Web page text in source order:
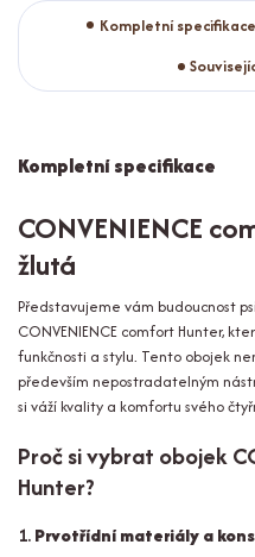
Kompletní specifikace
Kompletní specifikace
CONVENIENCE
žlutá
Představujeme vám budoucnost
CONVENIENCE comfort Hunter,
funkčnosti a stylu. Tento obojek
především nepostradatelným
si váží kvality a komfortu svého
Proč si vybrat obojek
Hunter?
1.Prvotřídní materiály a